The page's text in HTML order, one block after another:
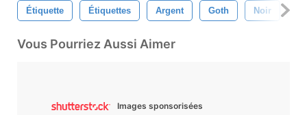
Étiquette Étiquettes Argent Goth Noir
Vous Pourriez Aussi Aimer
Images sponsorisées